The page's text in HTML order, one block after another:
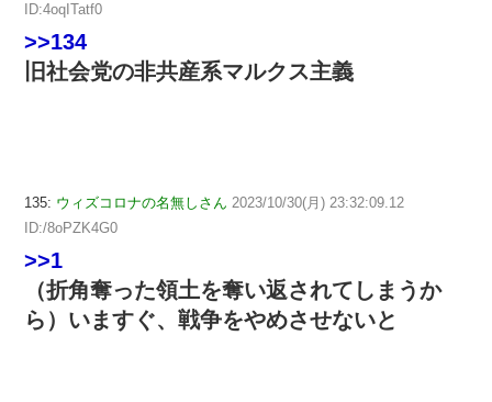
ID:4oqITatf0
>>134
旧社会党の非共産系マルクス主義
135: ウィズコロナの名無しさん 2023/10/30(月) 23:32:09.12
ID:/8oPZK4G0
>>1
（折角奪った領土を奪い返されてしまうか
ら）いますぐ、戦争をやめさせないと